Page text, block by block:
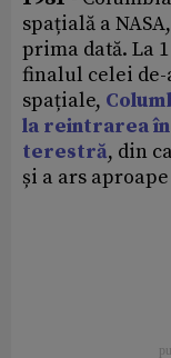
spațială a
prima dată. La
finalul celei de-
spațiale,
la reintrarea
terestră, din
și a ars